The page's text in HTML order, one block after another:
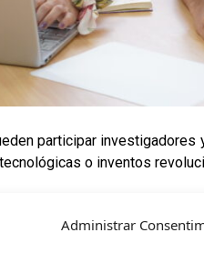
Administrar
participar
o inventos
página oficial de
premio-nacional-al-